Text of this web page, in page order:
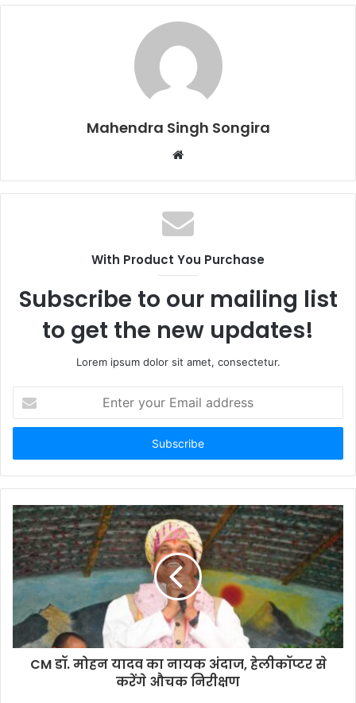
Mahendra Singh Songira
Website
With Product You Purchase
Subscribe to our mailing list
to get the new updates!
Lorem ipsum dolor sit amet, consectetur.
your
Email
CM डॉ. मोहन यादव का नायक अंदाज, हेलीकॉप्टर से
करेंगे औचक निरीक्षण